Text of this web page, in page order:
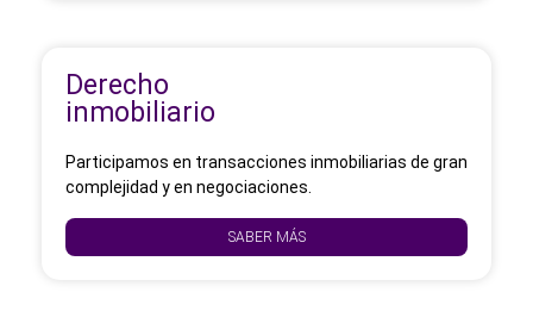
Derecho
inmobiliario
Participamos en transacciones inmobiliarias de gran
complejidad y en negociaciones.
SABER MÁS